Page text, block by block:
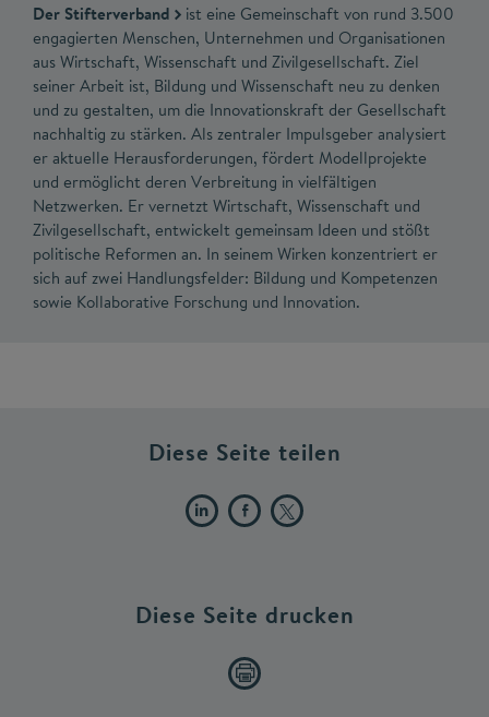
Der Stifterverband
ist eine Gemeinschaft von rund 3.500
engagierten Menschen, Unternehmen und Organisationen
aus Wirtschaft, Wissenschaft und Zivilgesellschaft. Ziel
seiner Arbeit ist, Bildung und Wissenschaft neu zu denken
und zu gestalten, um die Innovationskraft der Gesellschaft
nachhaltig zu stärken. Als zentraler Impulsgeber analysiert
er aktuelle Herausforderungen, fördert Modellprojekte
und ermöglicht deren Verbreitung in vielfältigen
Netzwerken. Er vernetzt Wirtschaft, Wissenschaft und
Zivilgesellschaft, entwickelt gemeinsam Ideen und stößt
politische Reformen an. In seinem Wirken konzentriert er
sich auf zwei Handlungsfelder: Bildung und Kompetenzen
sowie Kollaborative Forschung und Innovation.
Diese Seite teilen
Diese Seite drucken